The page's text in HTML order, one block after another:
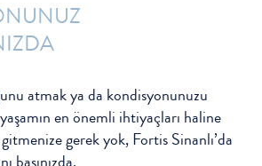
atmak ya da kondisyonunuzu
en önemli ihtiyaçları haline
gerek yok, Fortis Sinanlı’da